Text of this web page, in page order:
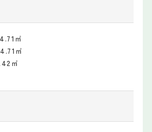
㎡
㎡
㎡